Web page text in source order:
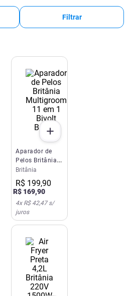
Filtrar
Aparador de
Pelos Britânia
Multigroom 11
em 1 Bivolt
BAP23
Britânia
R$ 199,90
R$ 169,90
4x R$ 42,47s/
juros